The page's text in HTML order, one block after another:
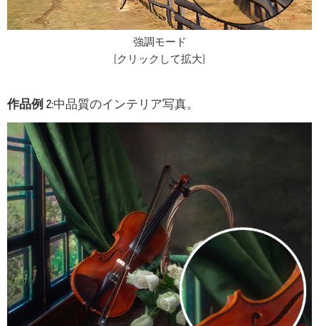
強調モード
(クリックして拡大)
作品例 2:中品質のインテリア写真。